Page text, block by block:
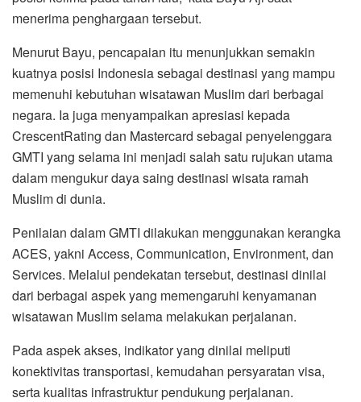
menerima penghargaan tersebut.
Menurut Bayu, pencapaian itu menunjukkan semakin
kuatnya posisi Indonesia sebagai destinasi yang mampu
memenuhi kebutuhan wisatawan Muslim dari berbagai
negara. Ia juga menyampaikan apresiasi kepada
CrescentRating dan Mastercard sebagai penyelenggara
GMTI yang selama ini menjadi salah satu rujukan utama
dalam mengukur daya saing destinasi wisata ramah
Muslim di dunia.
Penilaian dalam GMTI dilakukan menggunakan kerangka
ACES, yakni Access, Communication, Environment, dan
Services. Melalui pendekatan tersebut, destinasi dinilai
dari berbagai aspek yang memengaruhi kenyamanan
wisatawan Muslim selama melakukan perjalanan.
Pada aspek akses, indikator yang dinilai meliputi
konektivitas transportasi, kemudahan persyaratan visa,
serta kualitas infrastruktur pendukung perjalanan.